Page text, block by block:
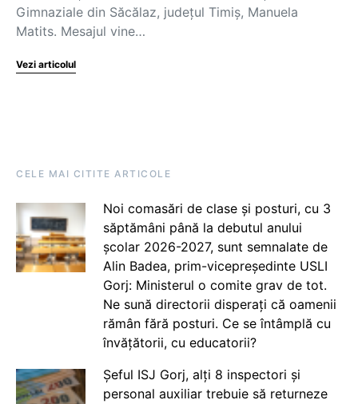
Gimnaziale din Săcălaz, județul Timiș, Manuela
Matits. Mesajul vine…
Vezi articolul
CELE MAI CITITE ARTICOLE
Noi comasări de clase și posturi, cu 3
săptămâni până la debutul anului
școlar 2026-2027, sunt semnalate de
Alin Badea, prim-vicepreședinte USLI
Gorj: Ministerul o comite grav de tot.
Ne sună directorii disperați că oamenii
rămân fără posturi. Ce se întâmplă cu
învățătorii, cu educatorii?
Șeful ISJ Gorj, alți 8 inspectori și
personal auxiliar trebuie să returneze